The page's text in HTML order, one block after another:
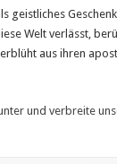
geistliches
Welt verlässt,
aus ihren
und verbreite